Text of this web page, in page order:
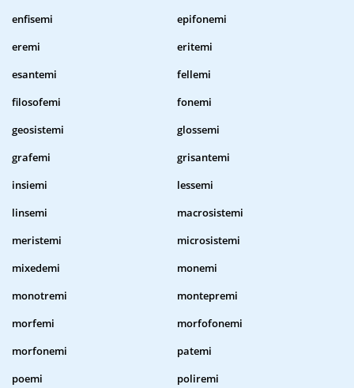
enfisemi
epifonemi
eremi
eritemi
esantemi
fellemi
filosofemi
fonemi
geosistemi
glossemi
grafemi
grisantemi
insiemi
lessemi
linsemi
macrosistemi
meristemi
microsistemi
mixedemi
monemi
monotremi
montepremi
morfemi
morfofonemi
morfonemi
patemi
poemi
poliremi